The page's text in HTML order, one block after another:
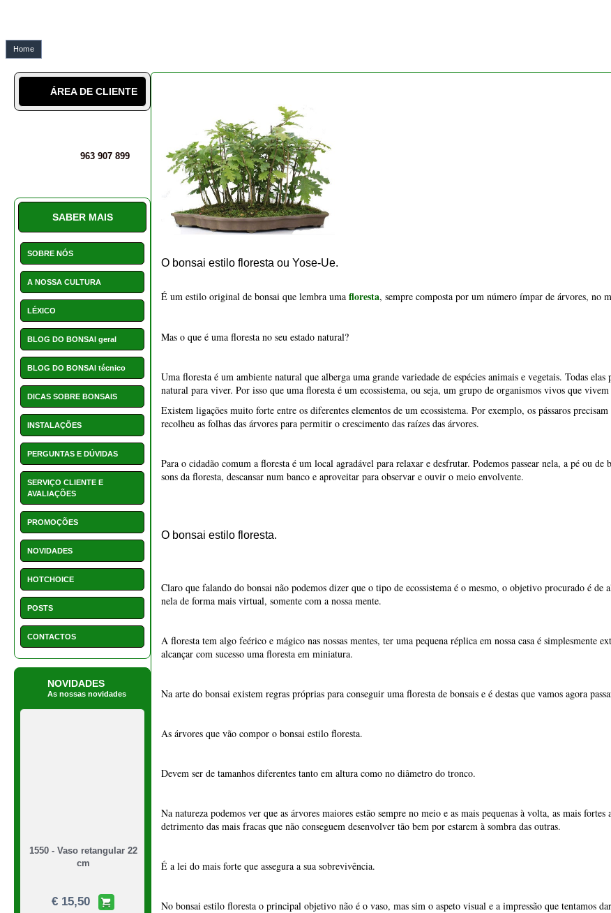
Home
ÁREA DE CLIENTE
963 907 899
SABER MAIS
SOBRE NÓS
A NOSSA CULTURA
LÉXICO
BLOG DO BONSAI geral
BLOG DO BONSAI técnico
DICAS SOBRE BONSAIS
INSTALAÇÕES
PERGUNTAS E DÚVIDAS
SERVIÇO CLIENTE E
AVALIAÇÕES
PROMOÇÕES
NOVIDADES
HOTCHOICE
POSTS
CONTACTOS
NOVIDADES
As nossas novidades
O bonsai estilo floresta ou Yose-Ue.
É um estilo original de bonsai que lembra uma floresta, sempre composta por um número ímpar de árvores, no
Mas o que é uma floresta no seu estado natural?
Uma floresta é um ambiente natural que alberga uma grande variedade de espécies animais e vegetais. Todas
natural para viver. Por isso que uma floresta é um ecossistema, ou seja, um grupo de organismos vivos que
Existem ligações muito forte entre os diferentes elementos de um ecossistema. Por exemplo, os pássaros
recolheu as folhas das árvores para permitir o crescimento das raízes das árvores.
Para o cidadão comum a floresta é um local agradável para relaxar e desfrutar. Podemos passear nela, a pé ou
sons da floresta, descansar num banco e aproveitar para observar e ouvir o meio envolvente.
O bonsai estilo floresta.
Claro que falando do bonsai não podemos dizer que o tipo de ecossistema é o mesmo, o objetivo procurado é
nela de forma mais virtual, somente com a nossa mente.
A floresta tem algo feérico e mágico nas nossas mentes, ter uma pequena réplica em nossa casa é
alcançar com sucesso uma floresta em miniatura.
Na arte do bonsai existem regras próprias para conseguir uma floresta de bonsais e é destas que vamos agora
As árvores que vão compor o bonsai estilo floresta.
Devem ser de tamanhos diferentes tanto em altura como no diâmetro do tronco.
Na natureza podemos ver que as árvores maiores estão sempre no meio e as mais pequenas à volta, as mais
detrimento das mais fracas que não conseguem desenvolver tão bem por estarem à sombra das outras.
É a lei do mais forte que assegura a sua sobrevivência.
No bonsai estilo floresta o principal objetivo não é o vaso, mas sim o aspeto visual e a impressão que tentamos